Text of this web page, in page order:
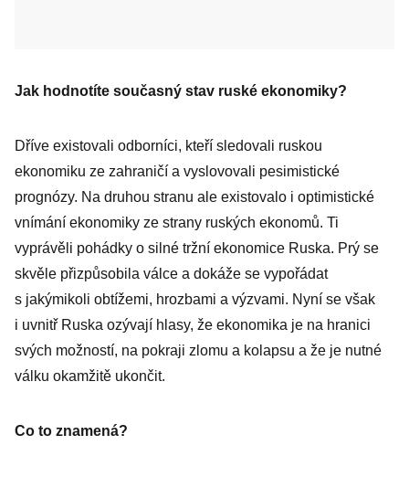
Jak hodnotíte současný stav ruské ekonomiky?
Dříve existovali odborníci, kteří sledovali ruskou
ekonomiku ze zahraničí a vyslovovali pesimistické
prognózy. Na druhou stranu ale existovalo i optimistické
vnímání ekonomiky ze strany ruských ekonomů. Ti
vyprávěli pohádky o silné tržní ekonomice Ruska. Prý se
skvěle přizpůsobila válce a dokáže se vypořádat
s jakýmikoli obtížemi, hrozbami a výzvami. Nyní se však
i uvnitř Ruska ozývají hlasy, že ekonomika je na hranici
svých možností, na pokraji zlomu a kolapsu a že je nutné
válku okamžitě ukončit.
Co to znamená?